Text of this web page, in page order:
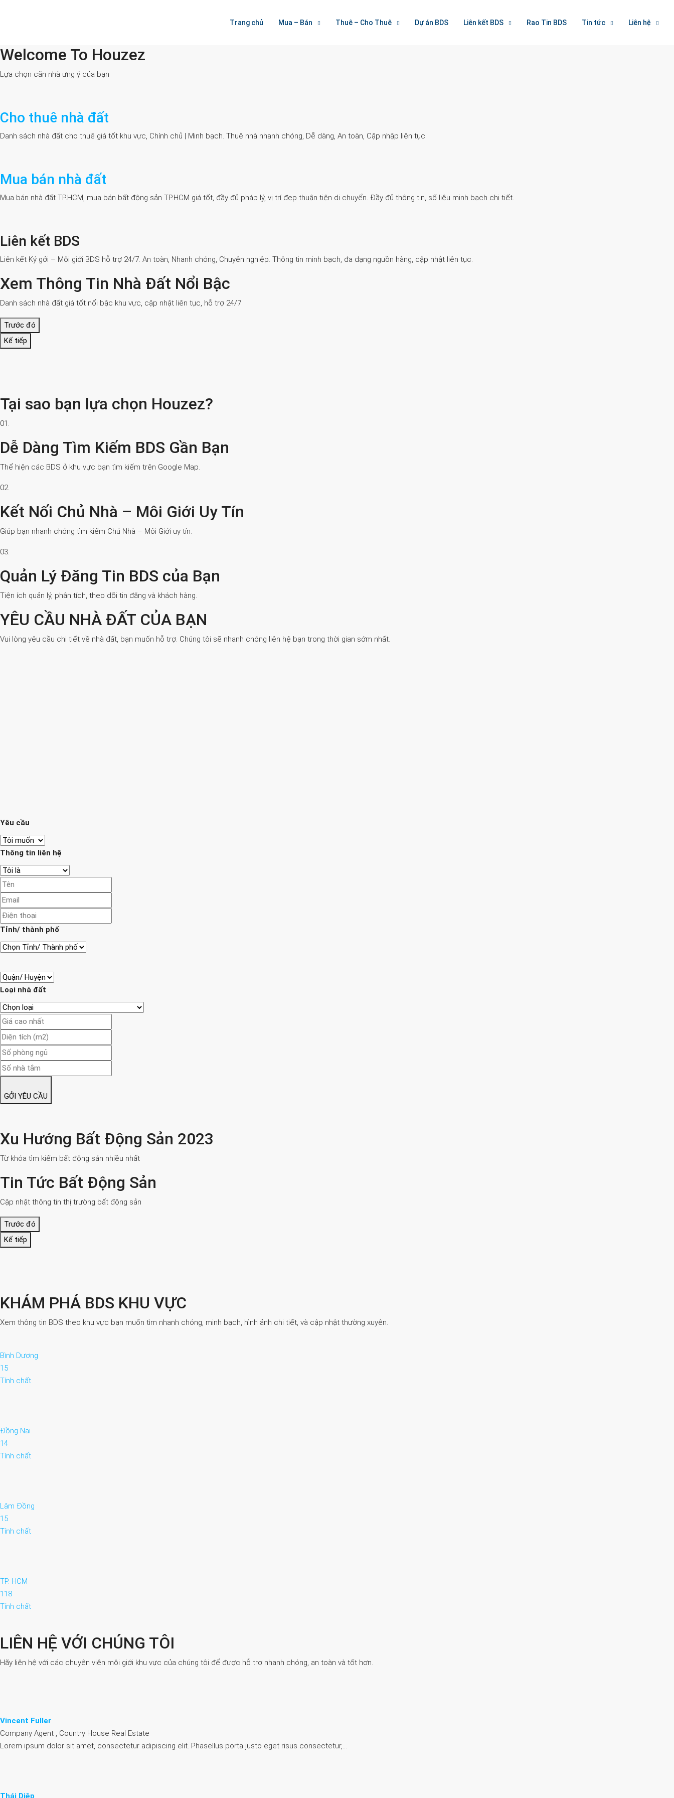
Trang chủ Mua – Bán Thuê – Cho Thuê Dự án BDS Liên kết BDS Rao Tin BDS Tin tức Liên hệ
Welcome To Houzez
Welcome To Houzez
Lựa chọn căn nhà ưng ý của bạn
Cho thuê nhà đất
Danh sách nhà đất cho thuê giá tốt khu vực, Chính chủ | Minh bạch. Thuê nhà nhanh chóng, Dễ dàng, An toàn, Cập nhập liên tục.
Mua bán nhà đất
Mua bán nhà đất TP.HCM, mua bán bất động sản TP.HCM giá tốt, đầy đủ pháp lý, vị trí đẹp thuận tiện di chuyển. Đầy đủ thông tin, số liệu minh bạch chi tiết.
Liên kết BDS
Liên kết Ký gởi – Môi giới BDS hỗ trợ 24/7. An toàn, Nhanh chóng, Chuyên nghiệp. Thông tin minh bạch, đa dạng nguồn hàng, cập nhật liên tục.
Xem Thông Tin Nhà Đất Nổi Bậc
Danh sách nhà đất giá tốt nổi bậc khu vực, cập nhật liên tục, hỗ trợ 24/7
Trước đó
Kế tiếp
Tại sao bạn lựa chọn Houzez?
01.
Dễ Dàng Tìm Kiếm BDS Gần Bạn
Thể hiện các BDS ở khu vực bạn tìm kiếm trên Google Map.
02.
Kết Nối Chủ Nhà – Môi Giới Uy Tín
Giúp bạn nhanh chóng tìm kiếm Chủ Nhà – Môi Giới uy tín.
03.
Quản Lý Đăng Tin BDS của Bạn
Tiện ích quản lý, phân tích, theo dõi tin đăng và khách hàng.
YÊU CẦU NHÀ ĐẤT CỦA BẠN
Vui lòng yêu cầu chi tiết về nhà đất, bạn muốn hỗ trợ. Chúng tôi sẽ nhanh chóng liên hệ bạn trong thời gian sớm nhất.
Yêu cầu
Thông tin liên hệ
Tỉnh/ thành phố
Loại nhà đất
GỞI YÊU CẦU
Xu Hướng Bất Động Sản 2023
Từ khóa tìm kiếm bất động sản nhiều nhất
Tin Tức Bất Động Sản
Cập nhật thông tin thị trường bất động sản
Trước đó
Kế tiếp
KHÁM PHÁ BDS KHU VỰC
Xem thông tin BDS theo khu vực bạn muốn tìm nhanh chóng, minh bạch, hình ảnh chi tiết, và cập nhật thường xuyên.
Bình Dương
15
Tính chất
Đồng Nai
14
Tính chất
Lâm Đồng
15
Tính chất
TP. HCM
118
Tính chất
LIÊN HỆ VỚI CHÚNG TÔI
Hãy liên hệ với các chuyên viên môi giới khu vực của chúng tôi để được hỗ trợ nhanh chóng, an toàn và tốt hơn.
Vincent Fuller
Company Agent , Country House Real Estate
Lorem ipsum dolor sit amet, consectetur adipiscing elit. Phasellus porta justo eget risus consectetur,…
Thái Diệp